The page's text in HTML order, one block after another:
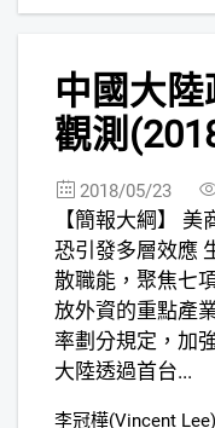
中國大
觀測
2018/05/23
【簡報大綱】
恐引發多層效應
散職能，聚焦七
放外資的重點產
率劃分規定，加
大陸透過首台...
李冠樺(Vincent Lee)